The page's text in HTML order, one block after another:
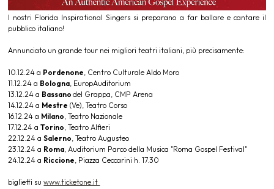
I nostri Florida Inspirational Singers si preparano a far ballare e cantare il
pubblico italiano!
Annunciato un grande tour nei migliori teatri italiani, più precisamente:
10.12.24 a Pordenone , Centro Culturale Aldo Moro
11.12.24 a Bologna , EuropAuditorium
13.12.24 a Bassanodel Grappa, CMP Arena
14.12.24 a Mestre (Ve), Teatro Corso
16.12.24 a Milano , Teatro Nazionale
17.12.24 aTorino , Teatro Alfieri
22.12.24 aSalerno , Teatro Augusteo
23.12.24 a Roma , Auditorium Parco della Musica "Roma Gospel Festival"
24.12.24 a Riccione , Piazza Ceccarini h. 17.30
biglietti suwww.ticketone.it